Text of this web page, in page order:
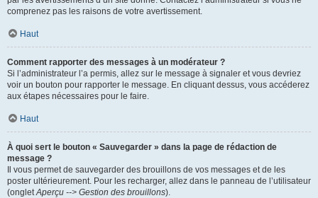
comprenez pas les raisons de votre avertissement.
Haut
Comment rapporter des messages à un modérateur ?
Si l’administrateur l’a permis, allez sur le message à signaler et vous devriez
voir un bouton pour rapporter le message. En cliquant dessus, vous accéderez
aux étapes nécessaires pour le faire.
Haut
À quoi sert le bouton « Sauvegarder » dans la page de rédaction de
message ?
Il vous permet de sauvegarder des brouillons de vos messages et de les
poster ultérieurement. Pour les recharger, allez dans le panneau de l’utilisateur
(ongletAperçu --> Gestion des brouillons).